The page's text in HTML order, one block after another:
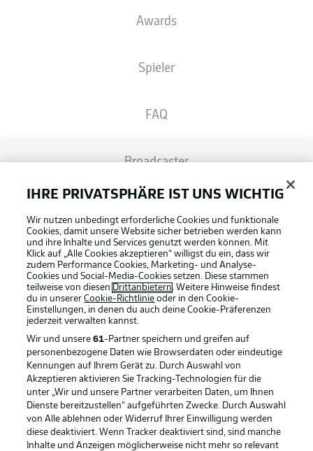
Awards
Spieler
FAQ
Broadcaster
Fantasy Manager
#BundesligaWIRKT
Common Ground
Mitfahrportal
BUNDESLIGA-GRUPPE
Football as it's meant to be
BUNDESLIGA APP
IHRE PRIVATSPHÄRE IST UNS WICHTIG
Wir nutzen unbedingt erforderliche Cookies und funktionale
Cookies, damit unsere Website sicher betrieben werden kann
und ihre Inhalte und Services genutzt werden können. Mit
Klick auf „Alle Cookies akzeptieren“ willigst du ein, dass wir
zudem Performance Cookies, Marketing- und Analyse-
Cookies und Social-Media-Cookies setzen. Diese stammen
teilweise von diesen Drittanbietern. Weitere Hinweise findest
du in unsererCookie-Richtlinie oder in den Cookie-
Einstellungen, in denen du auch deine Cookie-Präferenzen
jederzeit verwalten kannst.
Wir und unsere61-Partner speichern und greifen auf
personenbezogene Daten wie Browserdaten oder eindeutige
Kennungen auf Ihrem Gerät zu. Durch Auswahl von
Akzeptieren aktivieren Sie Tracking-Technologien für die
unter „Wir und unsere Partner verarbeiten Daten, um Ihnen
Dienste bereitzustellen“ aufgeführten Zwecke. Durch Auswahl
von Alle ablehnen oder Widerruf Ihrer Einwilligung werden
diese deaktiviert. Wenn Tracker deaktiviert sind, sind manche
Inhalte und Anzeigen möglicherweise nicht mehr so relevant